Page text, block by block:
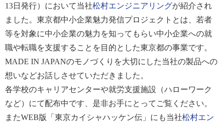
13日発行）において当社松村エンジニアリングが紹介され
ました。東京都中小企業魅力発信プロジェクトとは、若者
等を対象に中小企業の魅力を知ってもらい中小企業への就
職や転職を支援することを目的とした東京都の事業です。
MADE IN JAPANのモノづくりを大切にした当社の製品への
想いなどお話しさせていただきました。
各学校のキャリアセンターや就労支援施設（ハローワーク
など）にて配布中です、是非お手にとってご覧ください。
またWEB版「東京カイシャハッケン伝」にも当社松村エン